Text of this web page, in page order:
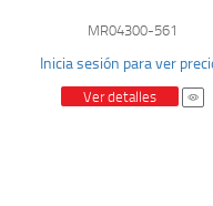
MR04300-561
Inicia sesión para ver
Ver detalles